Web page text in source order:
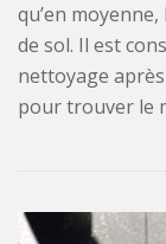
qu’en
de sol. Il est
nettoyage
pour trouver le